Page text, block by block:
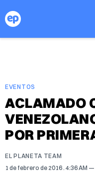
EVENTOS
ACLAMADO
POR
EL PLANETA TEAM
1 de febrero de 2016 . 4:36 AM